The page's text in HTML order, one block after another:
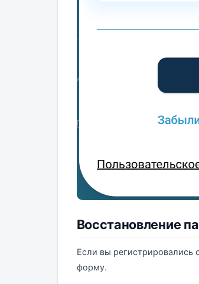
Восстановление
Если вы регистрировались
форму.